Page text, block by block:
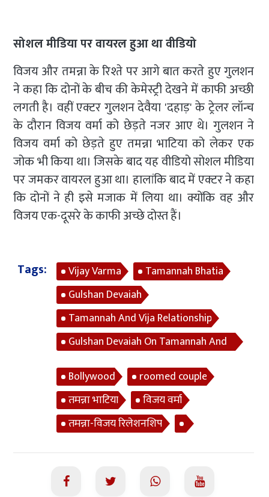
सोशल मीडिया पर वायरल हुआ था वीडियो
विजय और तमन्ना के रिश्ते पर आगे बात करते हुए गुलशन
ने कहा कि दोनों के बीच की केमेस्ट्री देखने में काफी अच्छी
लगती है। वहीं एक्टर गुलशन देवैया 'दहाड़' के ट्रेलर लॉन्च
के दौरान विजय वर्मा को छेड़ते नजर आए थे। गुलशन ने
विजय वर्मा को छेड़ते हुए तमन्ना भाटिया को लेकर एक
जोक भी किया था। जिसके बाद यह वीडियो सोशल मीडिया
पर जमकर वायरल हुआ था। हालांकि बाद में एक्टर ने कहा
कि दोनों ने ही इसे मजाक में लिया था। क्योंकि वह और
विजय एक-दूसरे के काफी अच्छे दोस्त हैं।
Tags: Vijay Varma
Tamannah Bhatia
Gulshan Devaiah
Tamannah And Vija Relationship
Gulshan Devaiah On Tamannah And
Bollywood
roomed couple
तमन्ना भाटिया
विजय वर्मा
तमन्ना-विजय रिलेशनशिप